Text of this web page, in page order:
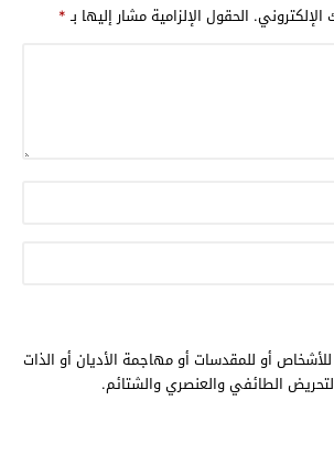
الحقول الإلزامية مشار إليها بـ*
أو للمقدسات أو مهاجمة الأديان أو الذات
الطائفي والعنصري والشتائم.